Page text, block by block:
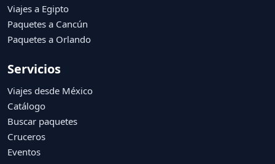
Viajes a Egipto
Paquetes a Cancún
Paquetes a Orlando
Servicios
Viajes desde México
Catálogo
Buscar paquetes
Cruceros
Eventos